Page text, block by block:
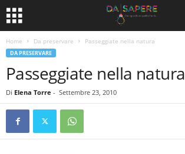
Home Da preservare Passeggiate nella natura
DA PRESERVARE
Passeggiate nella natura
Di Elena Torre - Settembre 23, 2010